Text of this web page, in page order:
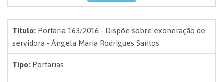
Título:Portaria 163/2016 - Dispõe sobre exoneração de
servidora - Ângela Maria Rodrigues Santos
Tipo:Portarias